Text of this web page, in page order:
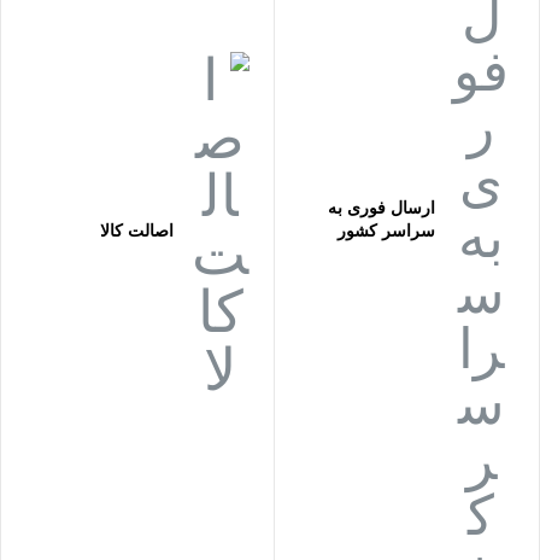
ارسال فوری به
سراسر کشور
اصالت کالا